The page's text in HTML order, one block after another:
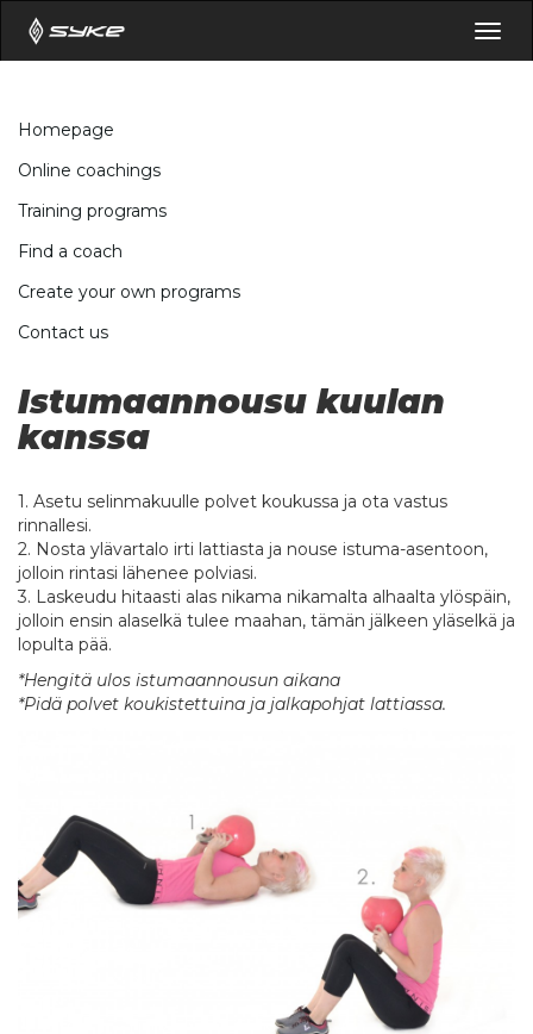
Homepage
Online coachings
Training programs
Find a coach
Create your own programs
Contact us
Istumaannousu kuulan
kanssa
1. Asetu selinmakuulle polvet koukussa ja ota vastus
rinnallesi.
2. Nosta ylävartalo irti lattiasta ja nouse istuma-asentoon,
jolloin rintasi lähenee polviasi.
3. Laskeudu hitaasti alas nikama nikamalta alhaalta ylöspäin,
jolloin ensin alaselkä tulee maahan, tämän jälkeen yläselkä ja
lopulta pää.
*Hengitä ulos istumaannousun aikana
*Pidä polvet koukistettuina ja jalkapohjat lattiassa.